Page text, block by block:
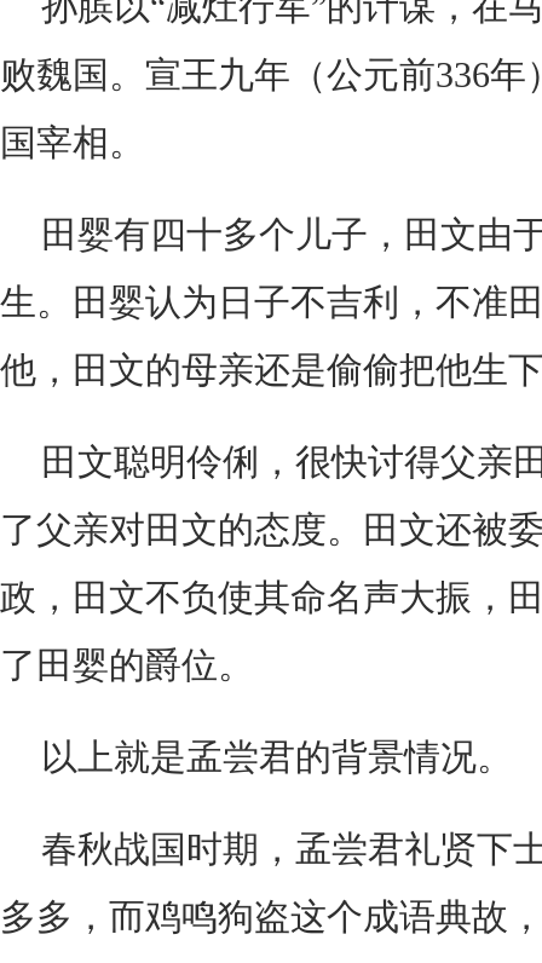
败魏国。宣王九年（公元前336
国宰相。
田婴有四十多个儿子，田文由
生。田婴认为日子不吉利，不准
他，田文的母亲还是偷偷把他生
田文聪明伶俐，很快讨得父亲
了父亲对田文的态度。田文还被
政，田文不负使其命名声大振，
了田婴的爵位。
以上就是孟尝君的背景情况。
春秋战国时期，孟尝君礼贤下
多多，而鸡鸣狗盗这个成语典故